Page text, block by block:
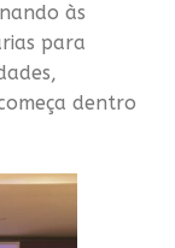
às
para
dentro